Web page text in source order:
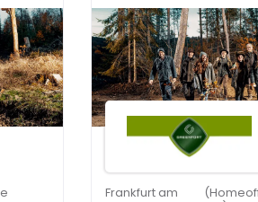
Frankfurt am
(